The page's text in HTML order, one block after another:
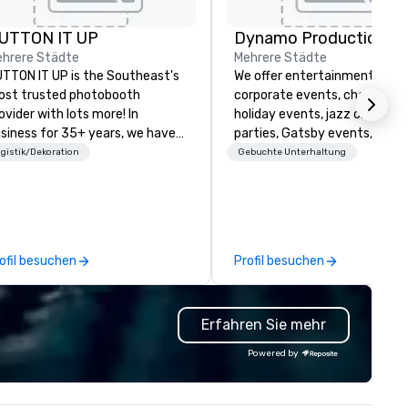
IT UP
Städte
IT UP is the Southeast's
trusted photobooth
with lots more! In
for 35+ years, we have
largest variety of
Dekoration
besuchen
Dynamo Productions
Mehrere Städte
We offer entertainment for
corporate events, charities,
holiday events, jazz clubs,
parties, Gatsby events,
and more with
Comedy, Costumes, and
Gebuchte Unterhaltung
Profil besuchen
Erfahren Sie mehr
Powered by